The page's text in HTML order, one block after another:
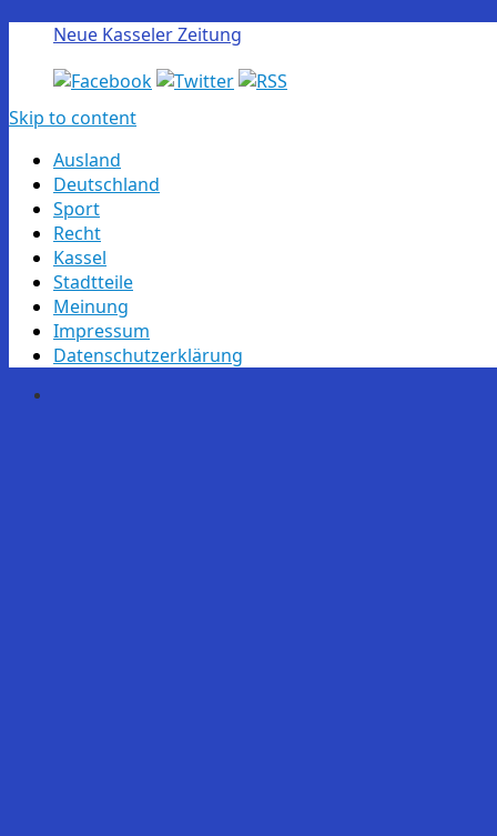
Neue Kasseler Zeitung
Skip to content
Ausland
Deutschland
Sport
Recht
Kassel
Stadtteile
Meinung
Impressum
Datenschutzerklärung